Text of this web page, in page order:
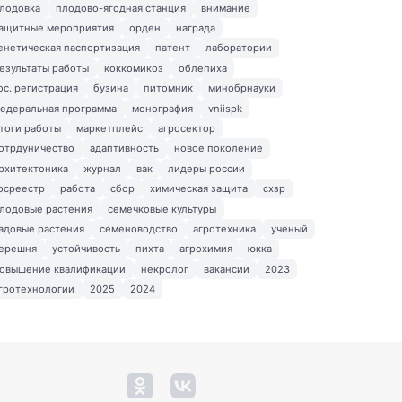
плодово-ягодная станция
внимание
мероприятия
орден
награда
паспортизация
патент
лаборатории
работы
коккомикоз
облепиха
регистрация
бузина питомник
минобрнауки
программа
монография
vniispk
работы
маркетплейс
агросектор
адаптивность
новое поколение
журнал вак
лидеры россии
работа сбор химическая защита
схзр
растения
семечковые культуры
растения
семеноводство агротехника
ученый
устойчивость пихта агрохимия
юкка
квалификации
некролог вакансии
2023
2025 2024